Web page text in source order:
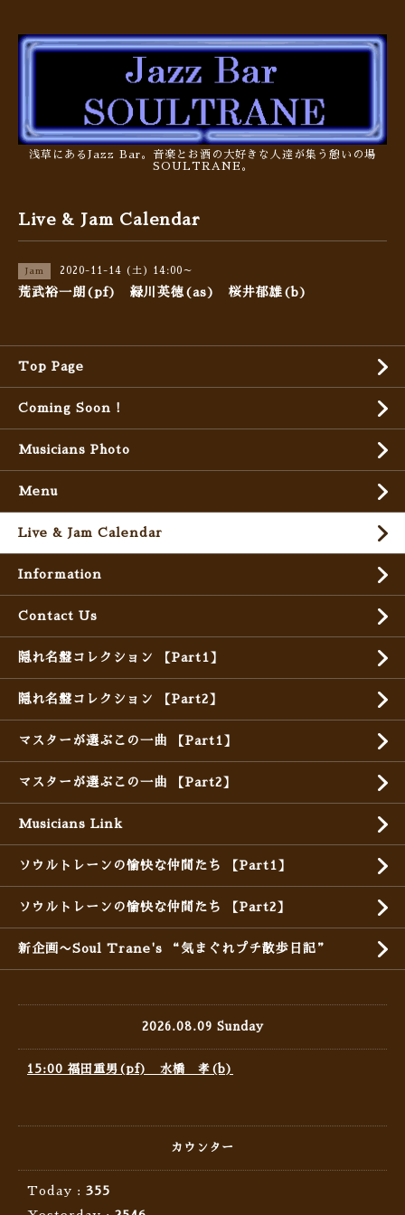
浅草にあるJazz Bar。音楽とお酒の大好きな人達が集う憩いの場
SOULTRANE。
Live & Jam Calendar
Jam 2020-11-14 (土) 14:00～
荒武裕一朗(pf) 緑川英徳(as) 桜井郁雄(b)
Top Page
Coming Soon !
Musicians Photo
Menu
Live & Jam Calendar
Information
Contact Us
隠れ名盤コレクション 【Part1】
隠れ名盤コレクション 【Part2】
マスターが選ぶこの一曲 【Part1】
マスターが選ぶこの一曲 【Part2】
Musicians Link
ソウルトレーンの愉快な仲間たち 【Part1】
ソウルトレーンの愉快な仲間たち 【Part2】
新企画〜Soul Trane's “気まぐれプチ散歩日記”
2026.08.09 Sunday
15:00 福田重男(pf) 水橋 孝(b)
カウンター
Today : 355